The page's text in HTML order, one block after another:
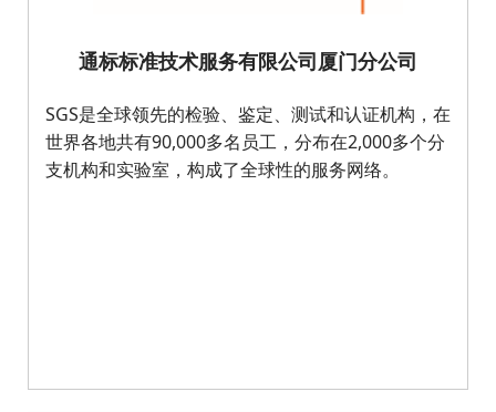
通标标准技术服务有限公司厦门分公司
SGS是全球领先的检验、鉴定、测试和认证机构，在
世界各地共有90,000多名员工，分布在2,000多个分
支机构和实验室，构成了全球性的服务网络。